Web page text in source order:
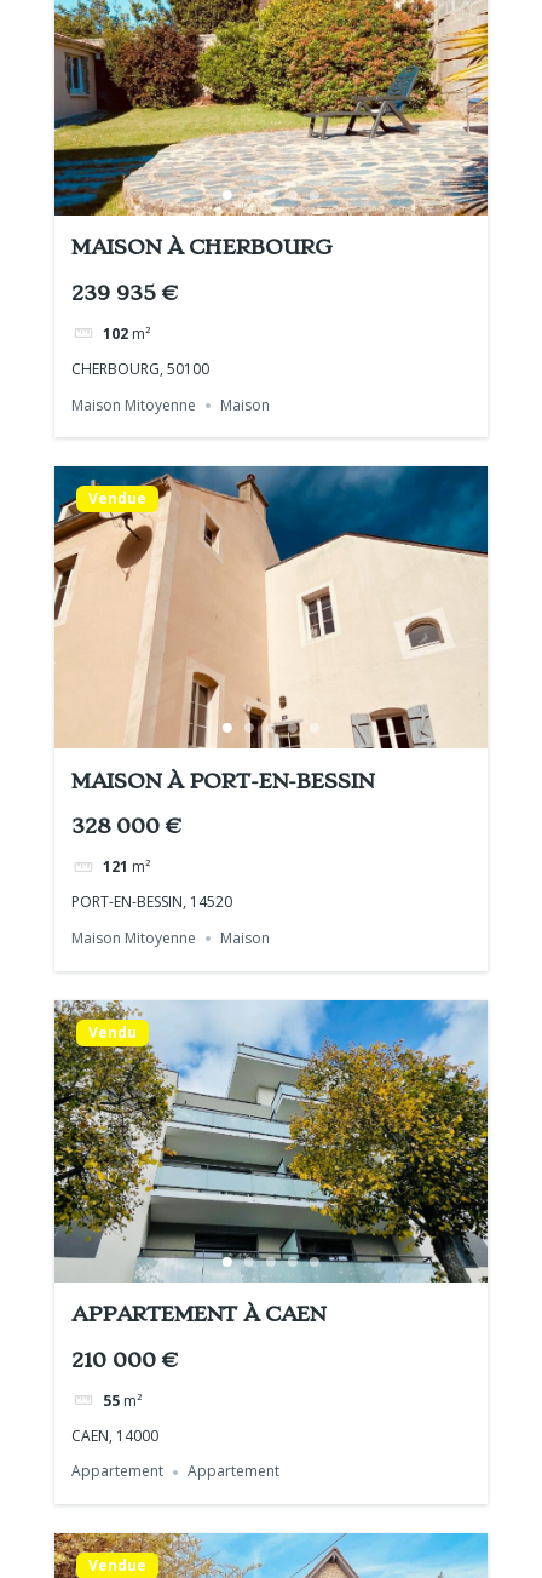
MAISON À CHERBOURG
239 935 €
102 m²
CHERBOURG, 50100
Maison Mitoyenne
Maison
Vendue
MAISON À PORT-EN-BESSIN
328 000 €
121 m²
PORT-EN-BESSIN, 14520
Maison Mitoyenne
Maison
Vendu
APPARTEMENT À CAEN
210 000 €
55 m²
CAEN, 14000
Appartement
Appartement
Vendue